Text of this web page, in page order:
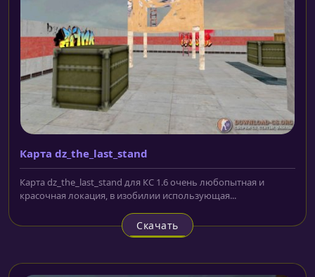
Карта dz_the_last_stand
Карта dz_the_last_stand для КС 1.6 очень любопытная и
красочная локация, в изобилии использующая...
Скачать